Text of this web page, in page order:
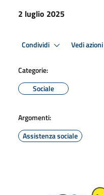
2 luglio 2025
Condividi Vedi azioni
Categorie:
Sociale
Argomenti:
Assistenza sociale